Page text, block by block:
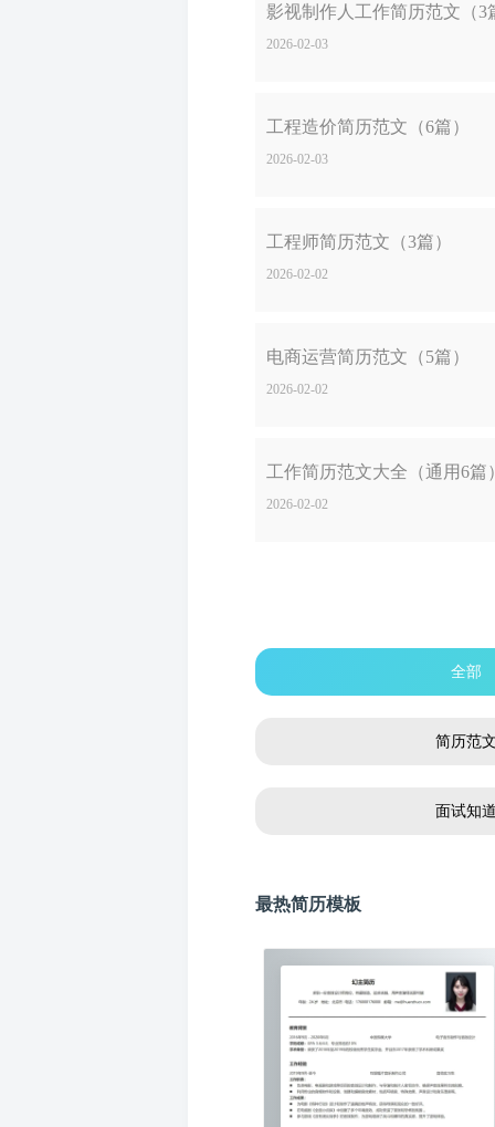
影视制作人工作简历范文（3
2026-02-03
工程造价简历范文（6篇）
2026-02-03
工程师简历范文（3篇）
2026-02-02
电商运营简历范文（5篇）
2026-02-02
工作简历范文大全（通用6篇
2026-02-02
全部
简历范
面试知
最热简历模板